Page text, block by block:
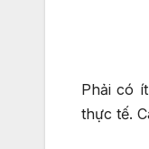
Phải có
thực tế.